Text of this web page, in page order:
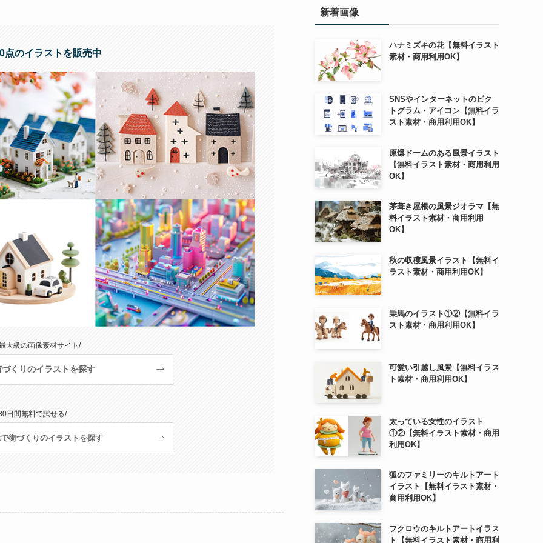
点のイラストを販売中
大級の画像素材サイト/
くりのイラストを探す
日間無料で試せる/
街づくりのイラストを探す
新着画像
ハナミズキの花【無料イラスト
素材・商用利用OK】
SNSやインターネットのピク
トグラム・アイコン【無料イラ
スト素材・商用利用OK】
原爆ドームのある風景イラスト
【無料イラスト素材・商用利用
OK】
茅葺き屋根の風景ジオラマ【無
料イラスト素材・商用利用
OK】
秋の収穫風景イラスト【無料イ
ラスト素材・商用利用OK】
乗馬のイラスト①②【無料イラ
スト素材・商用利用OK】
可愛い引越し風景【無料イラス
ト素材・商用利用OK】
太っている女性のイラスト
①②【無料イラスト素材・商用
利用OK】
狐のファミリーのキルトアート
イラスト【無料イラスト素材・
商用利用OK】
フクロウのキルトアートイラス
ト【無料イラスト素材・商用利